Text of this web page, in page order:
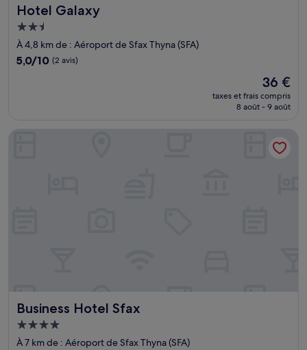
Hotel Galaxy
Hotel Galaxy
Hébergement
2.5 étoiles
À 4,8 km de : Aéroport de Sfax Thyna (SFA)
5.0
5,0/10 (2 avis)
Le
nouveau
prix
36 €
36 €
taxes et frais compris
8 août - 9 août
Business Hotel Sfax
Business Hotel Sfax
Hébergement
4.0 étoiles
À 7 km de : Aéroport de Sfax Thyna (SFA)
Business Hotel Sfax